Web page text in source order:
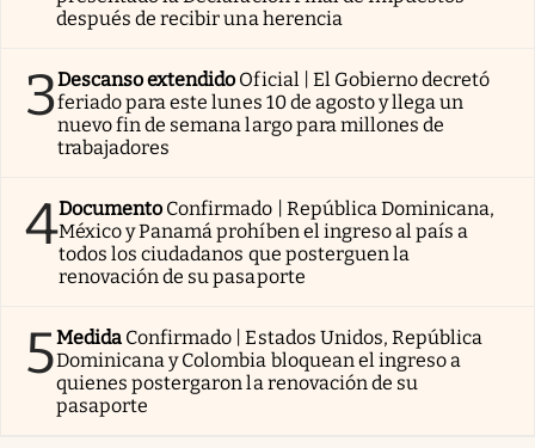
después de recibir una herencia
3Descanso extendido Oficial | El Gobierno decretó
feriado para este lunes 10 de agosto y llega un
nuevo fin de semana largo para millones de
trabajadores
4Documento Confirmado | República Dominicana,
México y Panamá prohíben el ingreso al país a
todos los ciudadanos que posterguen la
renovación de su pasaporte
5Medida Confirmado | Estados Unidos, República
Dominicana y Colombia bloquean el ingreso a
quienes postergaron la renovación de su
pasaporte